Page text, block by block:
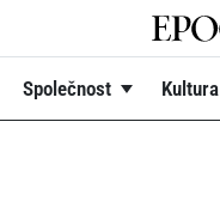
Společnost Kultura